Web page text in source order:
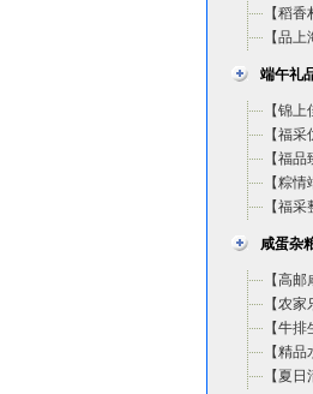
【稻
【品
端午礼
【锦
【福
【福
【粽
【福
咸蛋杂
【高
【农
【牛
【精
【夏